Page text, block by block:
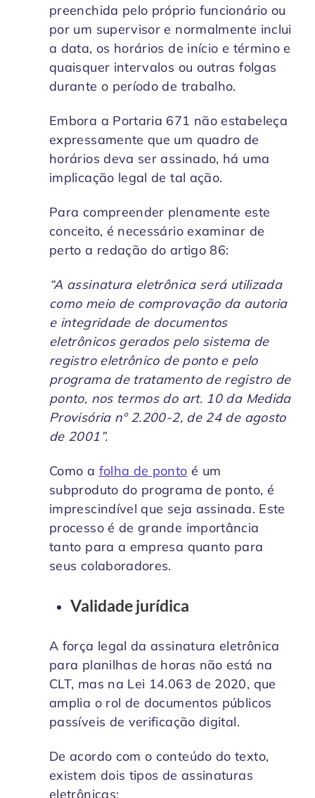
preenchida pelo próprio funcionário ou
por um supervisor e normalmente inclui
a data, os horários de início e término e
quaisquer intervalos ou outras folgas
durante o período de trabalho.
Embora a Portaria 671 não estabeleça
expressamente que um quadro de
horários deva ser assinado, há uma
implicação legal de tal ação.
Para compreender plenamente este
conceito, é necessário examinar de
perto a redação do artigo 86:
“A assinatura eletrônica será utilizada
como meio de comprovação da autoria
e integridade de documentos
eletrônicos gerados pelo sistema de
registro eletrônico de ponto e pelo
programa de tratamento de registro de
ponto, nos termos do art. 10 da Medida
Provisória nº 2.200-2, de 24 de agosto
de 2001”.
Como a folha de ponto é um
subproduto do programa de ponto, é
imprescindível que seja assinada. Este
processo é de grande importância
tanto para a empresa quanto para
seus colaboradores.
Validade jurídica
A força legal da assinatura eletrônica
para planilhas de horas não está na
CLT, mas na Lei 14.063 de 2020, que
amplia o rol de documentos públicos
passíveis de verificação digital.
De acordo com o conteúdo do texto,
existem dois tipos de assinaturas
eletrônicas: